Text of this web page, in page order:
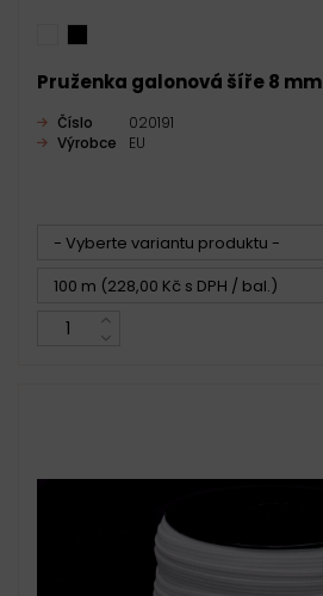
Pruženka galonová šíře 8 mm
Číslo
020191
Výrobce
EU
- Vyberte variantu produktu -
100 m (228,00 Kč s DPH / bal.)